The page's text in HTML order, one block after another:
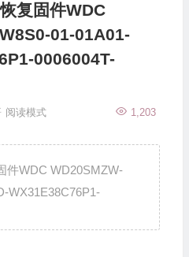
复固件WDC
01-01A01-
0006004T-
1,203
阅读模式
件WDC WD20SMZW-
WX31E38C76P1-